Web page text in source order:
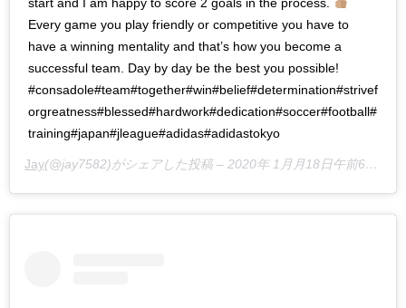
Every game you play friendly or competitive you have to
have a winning mentality and that’s how you become a
successful team. Day by day be the best you possible!
#consadole#team#together#win#belief#determination#strivef
orgreatness#blessed#hardwork#dedication#soccer#football#
training#japan#jleague#adidas#adidastokyo
Jay(@jay7582)がシェアした投稿 – 2020年 1月月18日午前6時23分PST